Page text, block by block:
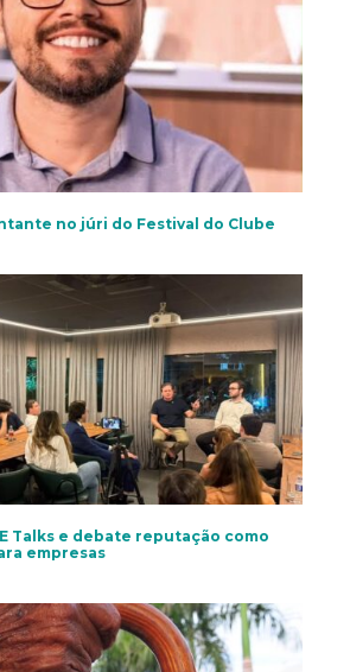
no júri do Festival do Clube
Talks e debate reputação como
empresas